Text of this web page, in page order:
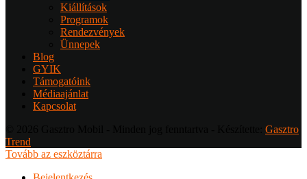
Kiállítások
Programok
Rendezvények
Ünnepek
Blog
GYIK
Támogatóink
Médiaajánlat
Kapcsolat
Gasztro
Trend
Tovább az eszköztárra